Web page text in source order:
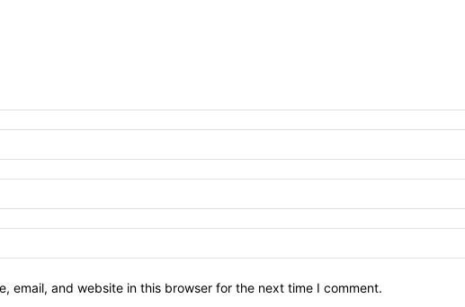
email, and website in this browser for the next time I comment.